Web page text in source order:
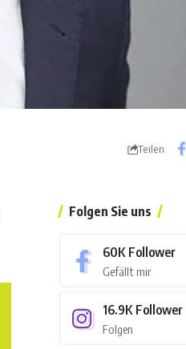
Teilen
Folgen Sie uns
60K Follower
Gefällt mir
16.9K Follower
Folgen